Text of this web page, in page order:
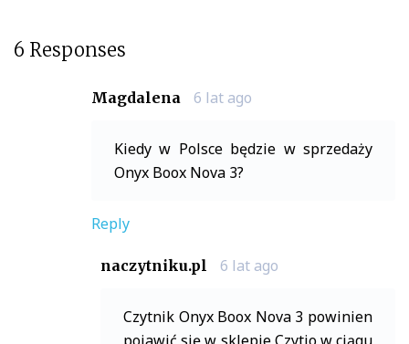
6 Responses
Magdalena 6 lat ago
Kiedy w Polsce będzie w sprzedaży
Onyx Boox Nova 3?
Reply
naczytniku.pl 6 lat ago
Czytnik Onyx Boox Nova 3 powinien